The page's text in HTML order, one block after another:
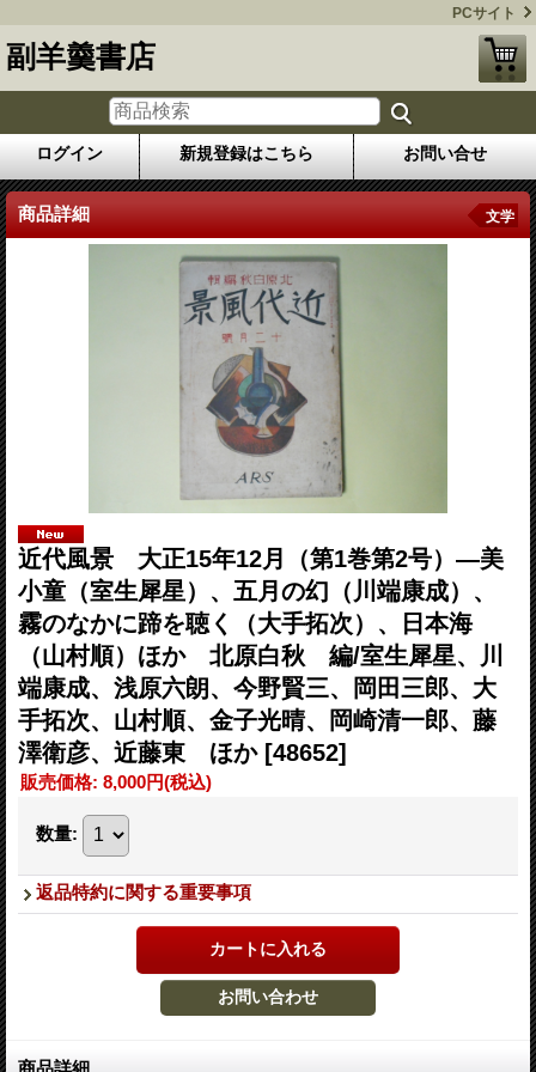
PCサイト
副羊羹書店
ログイン 新規登録はこちら お問い合せ
商品詳細 文学
近代風景 大正15年12月（第1巻第2号）―美
小童（室生犀星）、五月の幻（川端康成）、
霧のなかに蹄を聴く（大手拓次）、日本海
（山村順）ほか 北原白秋 編/室生犀星、川
端康成、浅原六朗、今野賢三、岡田三郎、大
手拓次、山村順、金子光晴、岡崎清一郎、藤
澤衛彦、近藤東 ほか [48652]
販売価格: 8,000円(税込)
数量:
返品特約に関する重要事項
商品詳細